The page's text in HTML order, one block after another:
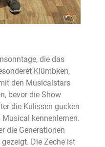
die das
Klümbken,
den Musicalstars
bevor die Show
die Kulissen gucken
kennenlernen.
die Generationen
Die Zeche ist